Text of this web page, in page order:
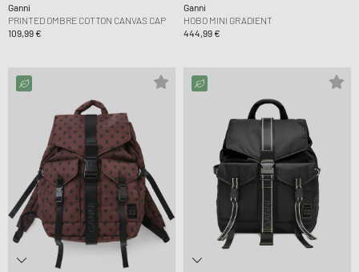
Ganni
PRINTED OMBRE COTTON CANVAS CAP
109,99 €
Ganni
HOBO MINI GRADIENT
444,99 €